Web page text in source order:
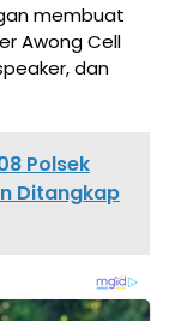
membuat
Awong Cell
dan
Polsek
Ditangkap